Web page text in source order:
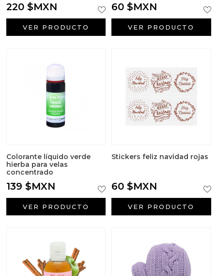
220 $MXN
VER PRODUCTO
60 $MXN
VER PRODUCTO
Colorante líquido verde
hierba para velas
concentrado
139 $MXN
VER PRODUCTO
Stickers feliz navidad rojas
60 $MXN
VER PRODUCTO